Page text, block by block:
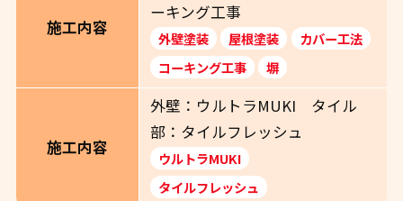
施工内容
ーキング工事
外壁塗装 屋根塗装
カバー工法
コーキング工事
塀
施工内容
外壁：ウルトラMUKI タイル
部：タイルフレッシュ
ウルトラMUKI
タイルフレッシュ